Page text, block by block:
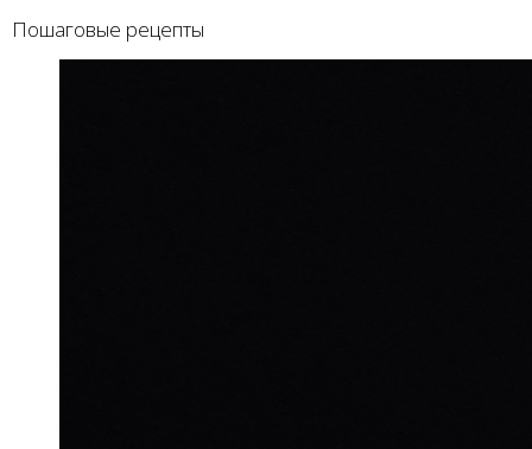
Пошаговые рецепты